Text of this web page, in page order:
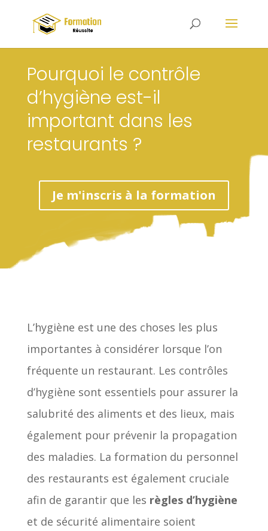
Pourquoi le contrôle
d’hygiène est-il
important dans les
restaurants ?
Je m'inscris à la formation
L’hygiène est une des choses les plus
importantes à considérer lorsque l’on
fréquente un restaurant. Les contrôles
d’hygiène sont essentiels pour assurer la
salubrité des aliments et des lieux, mais
également pour prévenir la propagation
des maladies. La formation du personnel
des restaurants est également cruciale
afin de garantir que les règles d’hygiène
et de sécurité alimentaire soient